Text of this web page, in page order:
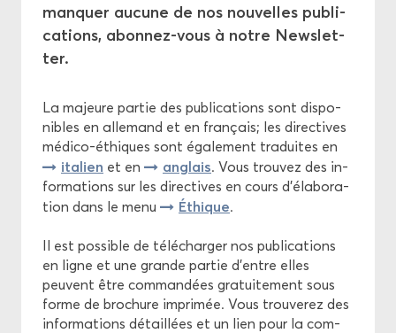
Bul­le­tin ASSM
Pro­jets
Pro­mo­tion
Éthique
man­quer au­cune de nos nou­velles pu­bli­
ca­tions, abonnez-​vous à notre News­let­
ter.
La ma­jeure par­tie des pu­bli­ca­tions sont dis­po­
nibles en al­le­mand et en fran­çais; les di­rec­tives
médico-​éthiques sont éga­le­ment tra­duites en
ita­lien et en an­glais. Vous trou­vez des in­
for­ma­tions sur les di­rec­tives en cours d'éla­bo­ra­
tion dans le menu
Éthique.
Il est pos­sible de té­lé­char­ger nos pu­bli­ca­tions
en ligne et une grande par­tie d'entre elles
peuvent être com­man­dées gra­tui­te­ment sous
forme de bro­chure im­pri­mée. Vous trou­ve­rez des
in­for­ma­tions dé­taillées et un lien pour la com­